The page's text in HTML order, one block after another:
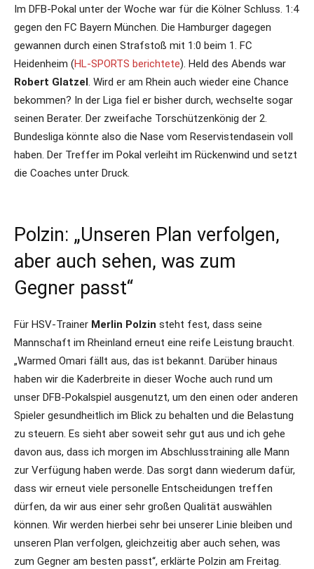
Im DFB-Pokal unter der Woche war für die Kölner Schluss. 1:4
gegen den FC Bayern München. Die Hamburger dagegen
gewannen durch einen Strafstoß mit 1:0 beim 1. FC
Heidenheim (HL-SPORTS berichtete). Held des Abends war
Robert Glatzel. Wird er am Rhein auch wieder eine Chance
bekommen? In der Liga fiel er bisher durch, wechselte sogar
seinen Berater. Der zweifache Torschützenkönig der 2.
Bundesliga könnte also die Nase vom Reservistendasein voll
haben. Der Treffer im Pokal verleiht im Rückenwind und setzt
die Coaches unter Druck.
Polzin: „Unseren Plan verfolgen,
aber auch sehen, was zum
Gegner passt“
Für HSV-Trainer Merlin Polzin steht fest, dass seine
Mannschaft im Rheinland erneut eine reife Leistung braucht.
„Warmed Omari fällt aus, das ist bekannt. Darüber hinaus
haben wir die Kaderbreite in dieser Woche auch rund um
unser DFB-Pokalspiel ausgenutzt, um den einen oder anderen
Spieler gesundheitlich im Blick zu behalten und die Belastung
zu steuern. Es sieht aber soweit sehr gut aus und ich gehe
davon aus, dass ich morgen im Abschlusstraining alle Mann
zur Verfügung haben werde. Das sorgt dann wiederum dafür,
dass wir erneut viele personelle Entscheidungen treffen
dürfen, da wir aus einer sehr großen Qualität auswählen
können. Wir werden hierbei sehr bei unserer Linie bleiben und
unseren Plan verfolgen, gleichzeitig aber auch sehen, was
zum Gegner am besten passt“, erklärte Polzin am Freitag.